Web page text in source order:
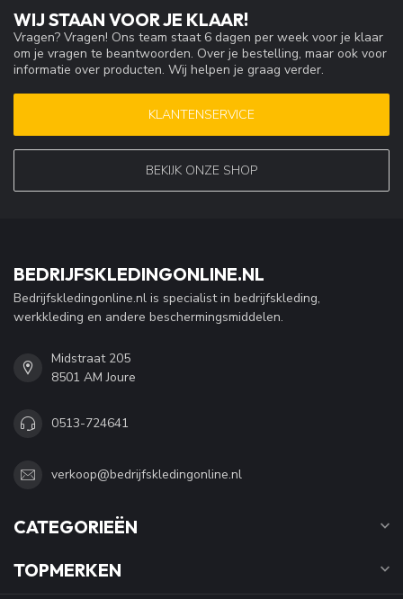
WIJ STAAN VOOR JE KLAAR!
Vragen? Vragen! Ons team staat 6 dagen per week voor je klaar
om je vragen te beantwoorden. Over je bestelling, maar ook voor
informatie over producten. Wij helpen je graag verder.
KLANTENSERVICE
BEKIJK ONZE SHOP
BEDRIJFSKLEDINGONLINE.NL
Bedrijfskledingonline.nl is specialist in bedrijfskleding,
werkkleding en andere beschermingsmiddelen.
Midstraat 205
8501 AM Joure
0513-724641
verkoop@bedrijfskledingonline.nl
CATEGORIEËN
TOPMERKEN